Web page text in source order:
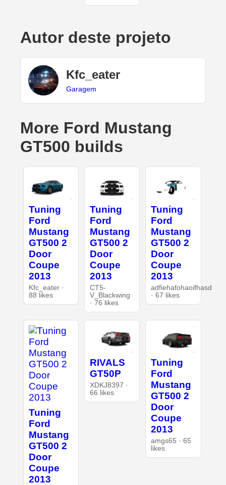
Autor deste projeto
Kfc_eater
Garagem
More Ford Mustang
GT500 builds
Tuning
Ford
Mustang
GT500 2
Door
Coupe
2013
Kfc_eater ·
88 likes
Tuning
Ford
Mustang
GT500 2
Door
Coupe
2013
CT5-
V_Blackwing
· 76 likes
Tuning
Ford
Mustang
GT500 2
Door
Coupe
2013
adfiehafohaoifhasd
· 67 likes
Tuning
Ford
Mustang
GT500 2
Door
Coupe
2013
RIVALS
GT50P
XDKJ8397 ·
66 likes
Tuning
Ford
Mustang
GT500 2
Door
Coupe
2013
amgs65 · 65
likes